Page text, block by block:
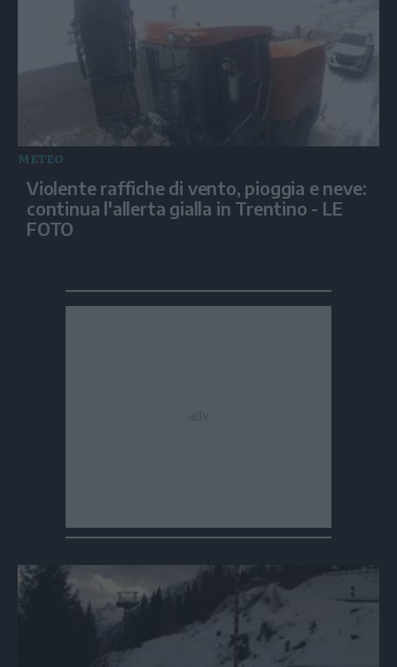
METEO
Violente raffiche di vento, pioggia e neve:
continua l'allerta gialla in Trentino - LE
FOTO